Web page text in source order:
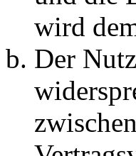
wird
Der